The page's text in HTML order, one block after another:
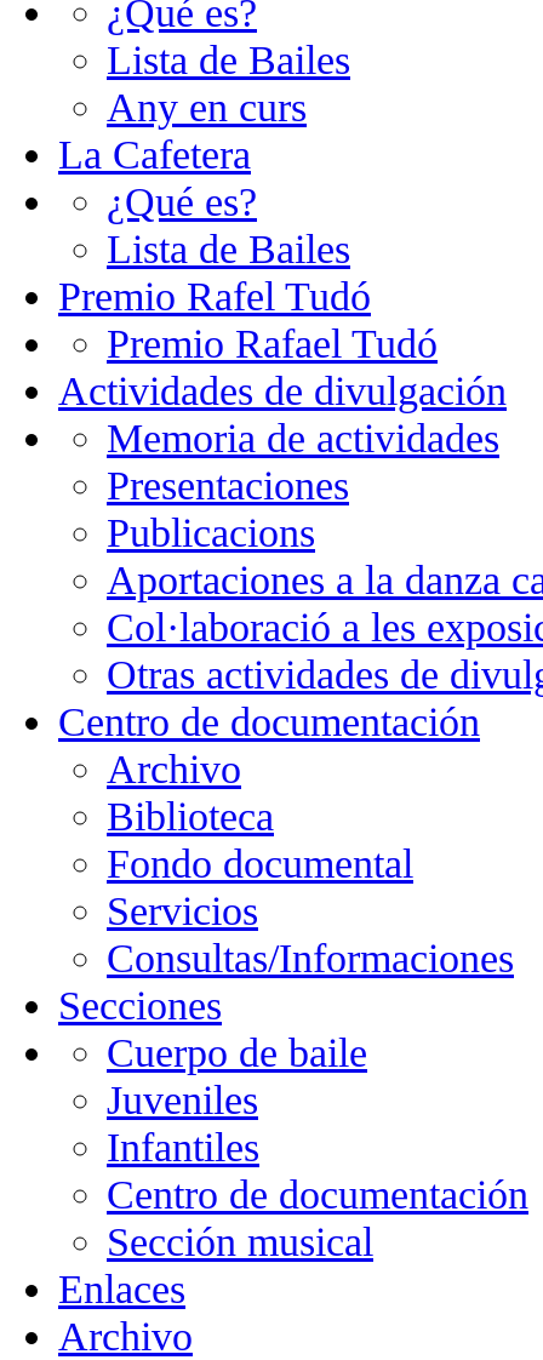
¿Qué es?
Lista de Bailes
Any en curs
La Cafetera
¿Qué es?
Lista de Bailes
Premio Rafel Tudó
Premio Rafael Tudó
Actividades de divulgación
Memoria de actividades
Presentaciones
Publicacions
Aportaciones a la danza
Col·laboració a les
Otras actividades de
Centro de documentación
Archivo
Biblioteca
Fondo documental
Servicios
Consultas/Informaciones
Secciones
Cuerpo de baile
Juveniles
Infantiles
Centro de documentación
Sección musical
Enlaces
Archivo